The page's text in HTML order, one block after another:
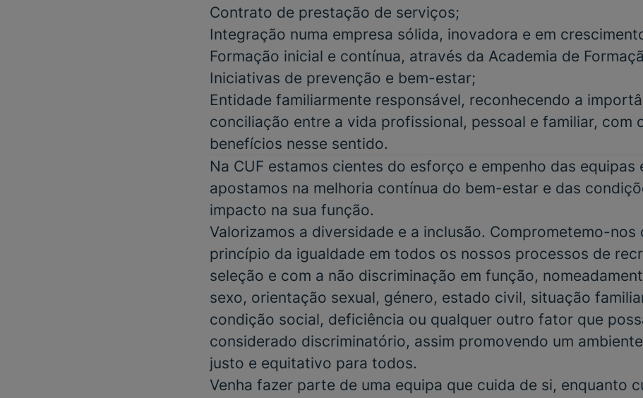
Contrato de prestação de serviços;
Integração numa empresa sólida, inovadora e em
Formação inicial e contínua, através da Academia de
Iniciativas de prevenção e bem-estar;
Entidade familiarmente responsável, reconhecendo a
conciliação entre a vida profissional, pessoal e familiar, com
benefícios nesse sentido.
Na CUF estamos cientes do esforço e empenho das equipas
apostamos na melhoria contínua do bem-estar e das
impacto na sua função.
Valorizamos a diversidade e a inclusão. Comprometemo-nos
princípio da igualdade em todos os nossos processos de
seleção e com a não discriminação em função,
sexo, orientação sexual, género, estado civil, situação
condição social, deficiência ou qualquer outro fator que
considerado discriminatório, assim promovendo um
justo e equitativo para todos.
Venha fazer parte de uma equipa que cuida de si, enquanto